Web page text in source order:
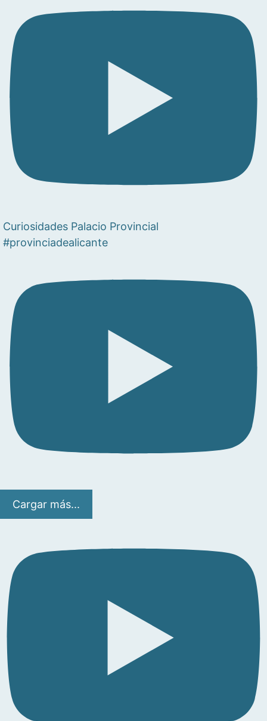
Curiosidades Palacio Provincial
#provinciadealicante
Cargar más...